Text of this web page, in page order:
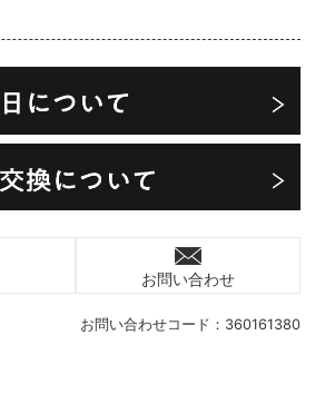
お問い合わせコード： 360161380
お問い合わせ